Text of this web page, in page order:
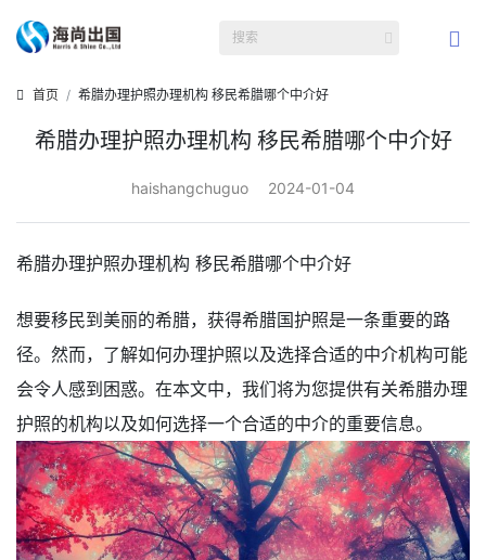
首页 希腊办理护照办理机构 移民希腊哪个中介好
希腊办理护照办理机构 移民希腊哪个中介好
haishangchuguo 2024-01-04
希腊办理护照办理机构 移民希腊哪个中介好
想要移民到美丽的希腊，获得希腊国护照是一条重要的路
径。然而，了解如何办理护照以及选择合适的中介机构可能
会令人感到困惑。在本文中，我们将为您提供有关希腊办理
护照的机构以及如何选择一个合适的中介的重要信息。